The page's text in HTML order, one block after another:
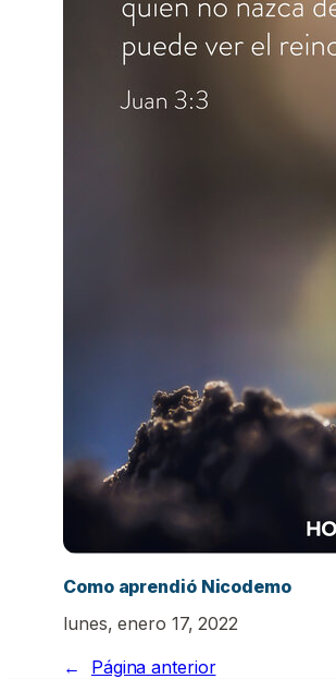
Como aprendió Nicodemo
lunes, enero 17, 2022
←
Página anterior